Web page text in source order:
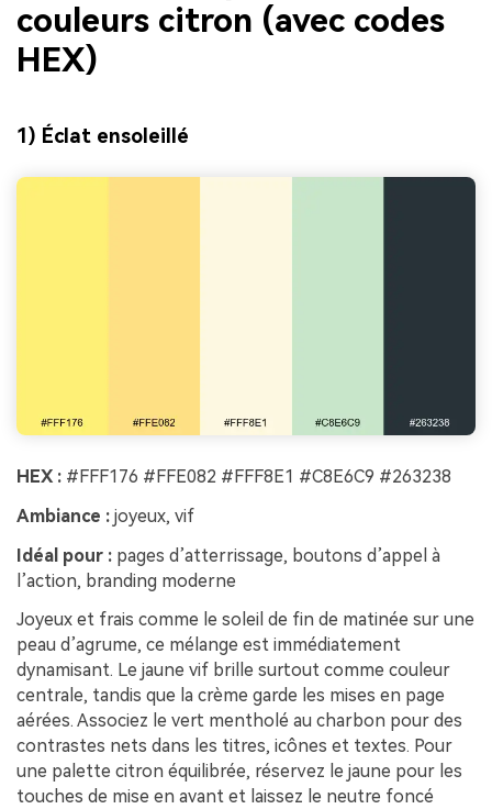
couleurs citron (avec codes
HEX)
1) Éclat ensoleillé
HEX : #FFF176 #FFE082 #FFF8E1 #C8E6C9 #263238
Ambiance : joyeux, vif
Idéal pour : pages d’atterrissage, boutons d’appel à
l’action, branding moderne
Joyeux et frais comme le soleil de fin de matinée sur une
peau d’agrume, ce mélange est immédiatement
dynamisant. Le jaune vif brille surtout comme couleur
centrale, tandis que la crème garde les mises en page
aérées. Associez le vert mentholé au charbon pour des
contrastes nets dans les titres, icônes et textes. Pour
une palette citron équilibrée, réservez le jaune pour les
touches de mise en avant et laissez le neutre foncé